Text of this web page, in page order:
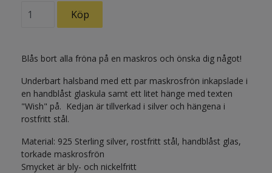
Blås bort alla fröna på en maskros och önska dig något!
Underbart halsband med ett par maskrosfrön inkapslade i
en handblåst glaskula samt ett litet hänge med texten
"Wish" på. Kedjan är tillverkad i silver och hängena i
rostfritt stål.
Material: 925 Sterling silver, rostfritt stål, handblåst glas,
torkade maskrosfrön
Smycket är bly- och nickelfritt